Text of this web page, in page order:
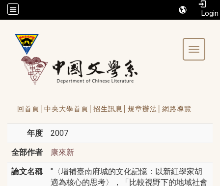
/accesskey"" title="Toolbar">:::
Toggle
回首頁│ 中央大學首頁│ 招生訊息│ 規章辦法│ 網路導覽
年度 2007
全部作者 康來新
論文名稱
"〈增補臺南府城的文化記憶：以新紅學家胡
適為核心的思考〉，「比較視野下的地域社會